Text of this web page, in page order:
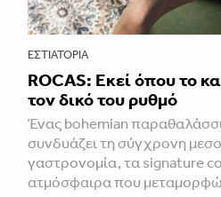
ΕΣΤΙΑΤΌΡΙΑ
ROCAS: Εκεί όπου το
τον δικό του ρυθμό
Ένας bohemian
συνδυάζει τη σύγχρονη
γαστρονομία, τα signature
ατμόσφαιρα που